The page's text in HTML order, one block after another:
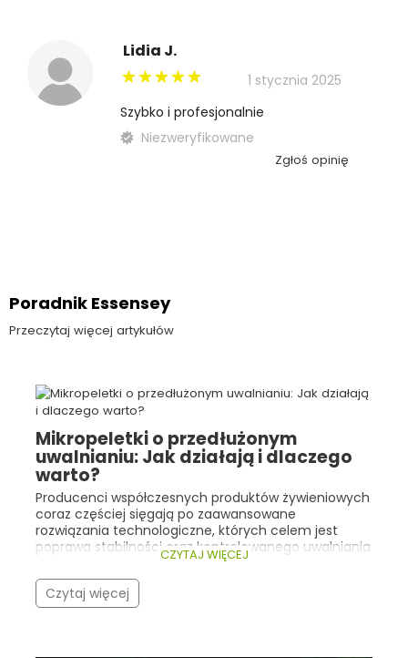
Lidia J.
1 stycznia 2025
Szybko i profesjonalnie
Niezweryfikowane
Zgłoś opinię
Poradnik Essensey
Przeczytaj więcej artykułów
Mikropeletki o przedłużonym
uwalnianiu: Jak działają i dlaczego
warto?
Producenci współczesnych produktów żywieniowych
coraz częściej sięgają po zaawansowane
rozwiązania technologiczne, których celem jest
poprawa stabilności oraz kontrolowanego uwalniania
składników aktywnych. Dobrym przykładem są tu
mikropeletki o przedłużonym uwalnianiu .
Technologia ta znajduje zastosowanie m.in. w
żywności specjalnego przeznaczenia medycznego
CZYTAJ WIĘCEJ
Czytaj więcej